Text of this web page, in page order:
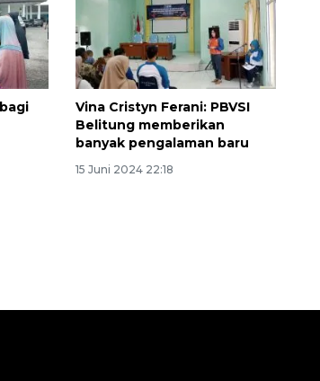
Vina Cristyn Ferani: PBVSI
Belitung memberikan
banyak pengalaman baru
15 Juni 2024 22:18
Ekspedisi Rupiah Berdaulat
2026 sambangi Papua